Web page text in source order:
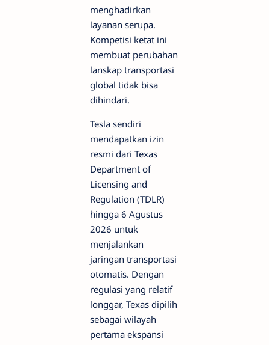
menghadirkan
layanan serupa.
Kompetisi ketat ini
membuat perubahan
lanskap transportasi
global tidak bisa
dihindari.
Tesla sendiri
mendapatkan izin
resmi dari Texas
Department of
Licensing and
Regulation (TDLR)
hingga 6 Agustus
2026 untuk
menjalankan
jaringan transportasi
otomatis. Dengan
regulasi yang relatif
longgar, Texas dipilih
sebagai wilayah
pertama ekspansi